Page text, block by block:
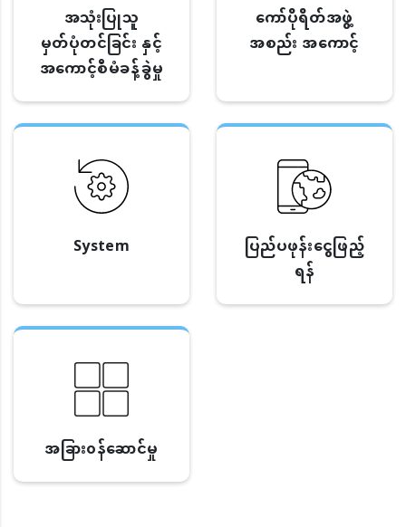
အသုံးပြုသူ
မှတ်ပုံတင်ခြင်း နှင့်
အကောင့်စီမံခန့်ခွဲမှု
ကော်ပိုရိတ်အဖွဲ့
အစည်း အကောင့်
System
ပြည်ပဖုန်းငွေဖြည့်
ရန်
အခြား၀န်ဆောင်မှု